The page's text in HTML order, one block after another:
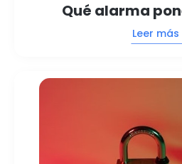
Qué alarma
Leer más